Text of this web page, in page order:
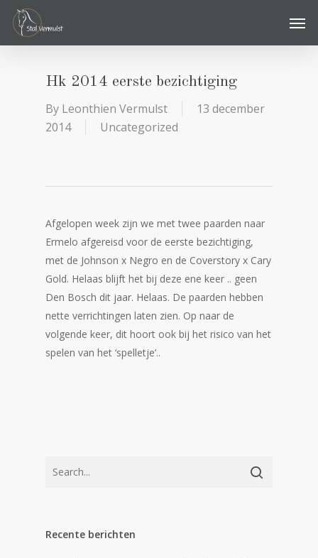
Skip
main
Hk 2014 eerste bezichtiging
By Leonthien Vermulst
13 december
2014
Uncategorized
Afgelopen week zijn we met twee paarden naar
Ermelo afgereisd voor de eerste bezichtiging,
met de Johnson x Negro en de Coverstory x Cary
Gold. Helaas blijft het bij deze ene keer .. geen
Den Bosch dit jaar. Helaas. De paarden hebben
nette verrichtingen laten zien. Op naar de
volgende keer, dit hoort ook bij het risico van het
spelen van het ‘spelletje’..
Recente berichten